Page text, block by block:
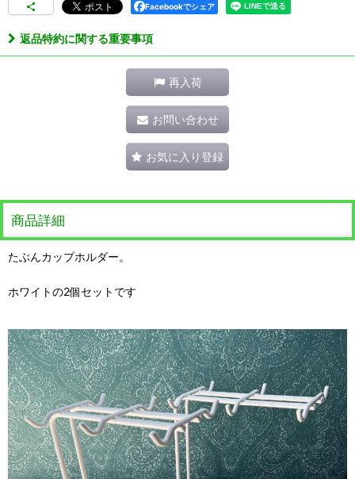
Facebookでシェア
返品特約に関する重要事項
再入荷
お問い合わせ
お気に入り登録
商品詳細
たぶんカップホルダー。
ホワイトの2個セットです